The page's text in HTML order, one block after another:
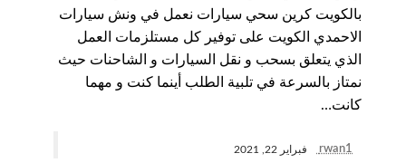
بالكويت كرين سحي سيارات نعمل في ونش سيارات
الاحمدي الكويت على توفير كل مستلزمات العمل
الذي يتعلق بسحب و نقل السيارات و الشاحنات حيث
نمتاز بالسرعة في تلبية الطلب أينما كنت و مهما
كانت…
rwan1 فبراير 22, 2021